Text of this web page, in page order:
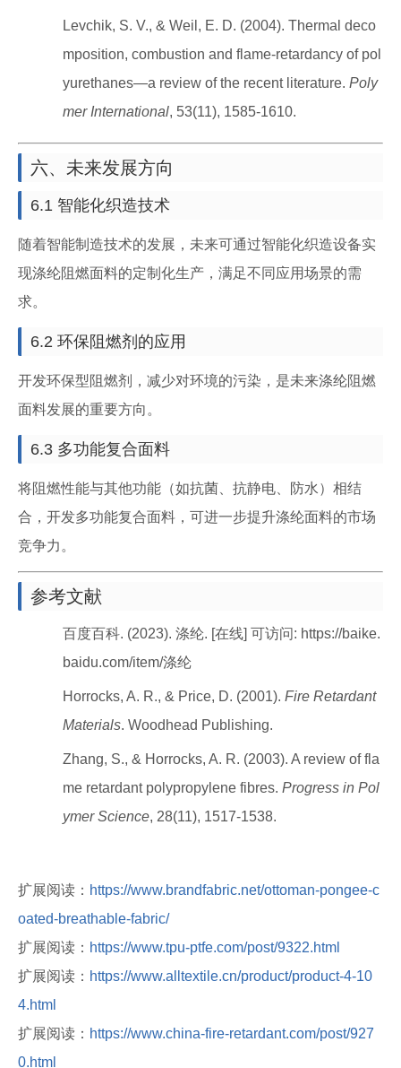
Levchik, S. V., & Weil, E. D. (2004). Thermal deco
mposition, combustion and flame-retardancy of pol
yurethanes—a review of the recent literature. Poly
mer International, 53(11), 1585-1610.
六、未来发展方向
6.1 智能化织造技术
随着智能制造技术的发展，未来可通过智能化织造设备实
现涤纶阻燃面料的定制化生产，满足不同应用场景的需
求。
6.2 环保阻燃剂的应用
开发环保型阻燃剂，减少对环境的污染，是未来涤纶阻燃
面料发展的重要方向。
6.3 多功能复合面料
将阻燃性能与其他功能（如抗菌、抗静电、防水）相结
合，开发多功能复合面料，可进一步提升涤纶面料的市场
竞争力。
参考文献
百度百科. (2023). 涤纶. [在线] 可访问: https://baike.
baidu.com/item/涤纶
Horrocks, A. R., & Price, D. (2001). Fire Retardant
Materials. Woodhead Publishing.
Zhang, S., & Horrocks, A. R. (2003). A review of fla
me retardant polypropylene fibres. Progress in Pol
ymer Science, 28(11), 1517-1538.
扩展阅读： https://www.brandfabric.net/ottoman-pongee-c
oated-breathable-fabric/
扩展阅读： https://www.tpu-ptfe.com/post/9322.html
扩展阅读： https://www.alltextile.cn/product/product-4-10
4.html
扩展阅读： https://www.china-fire-retardant.com/post/927
0.html